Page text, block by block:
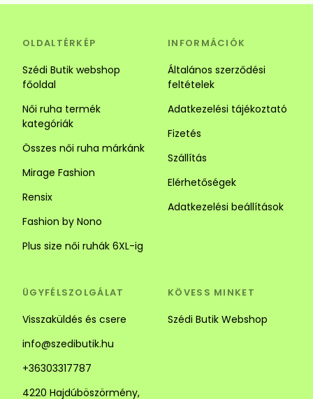
OLDALTÉRKÉP
Szédi Butik webshop
főoldal
Női ruha termék
kategóriák
Összes női ruha márkánk
Mirage Fashion
Rensix
Fashion by Nono
Plus size női ruhák 6XL-ig
INFORMÁCIÓK
Általános szerződési
feltételek
Adatkezelési tájékoztató
Fizetés
Szállítás
Elérhetőségek
Adatkezelési beállítások
ÜGYFÉLSZOLGÁLAT
Visszaküldés és csere
info@szedibutik.hu
+36303317787
4220 Hajdúböszörmény,
KÖVESS MINKET
Szédi Butik Webshop